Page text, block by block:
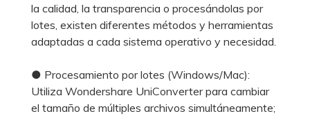
la calidad, la transparencia o procesándolas por
lotes, existen diferentes métodos y herramientas
adaptadas a cada sistema operativo y necesidad.
● Procesamiento por lotes (Windows/Mac):
Utiliza Wondershare UniConverter para cambiar
el tamaño de múltiples archivos simultáneamente;